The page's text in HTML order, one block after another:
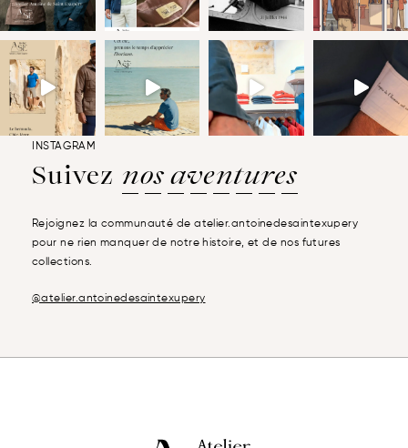
INSTAGRAM
Suivez nos aventures
Rejoignez la communauté de atelier.antoinedesaintexupery
pour ne rien manquer de notre histoire, et de nos futures
collections.
@atelier.antoinedesaintexupery